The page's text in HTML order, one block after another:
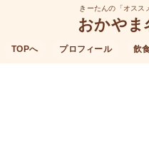
きーたんの「オスス
おかやま
TOPへ プロフィール 飲